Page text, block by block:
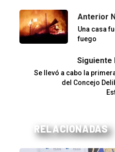
Anterior
Una casa
fuego
Siguiente
Se llevó a cabo la
del Concejo
RELACIONADAS